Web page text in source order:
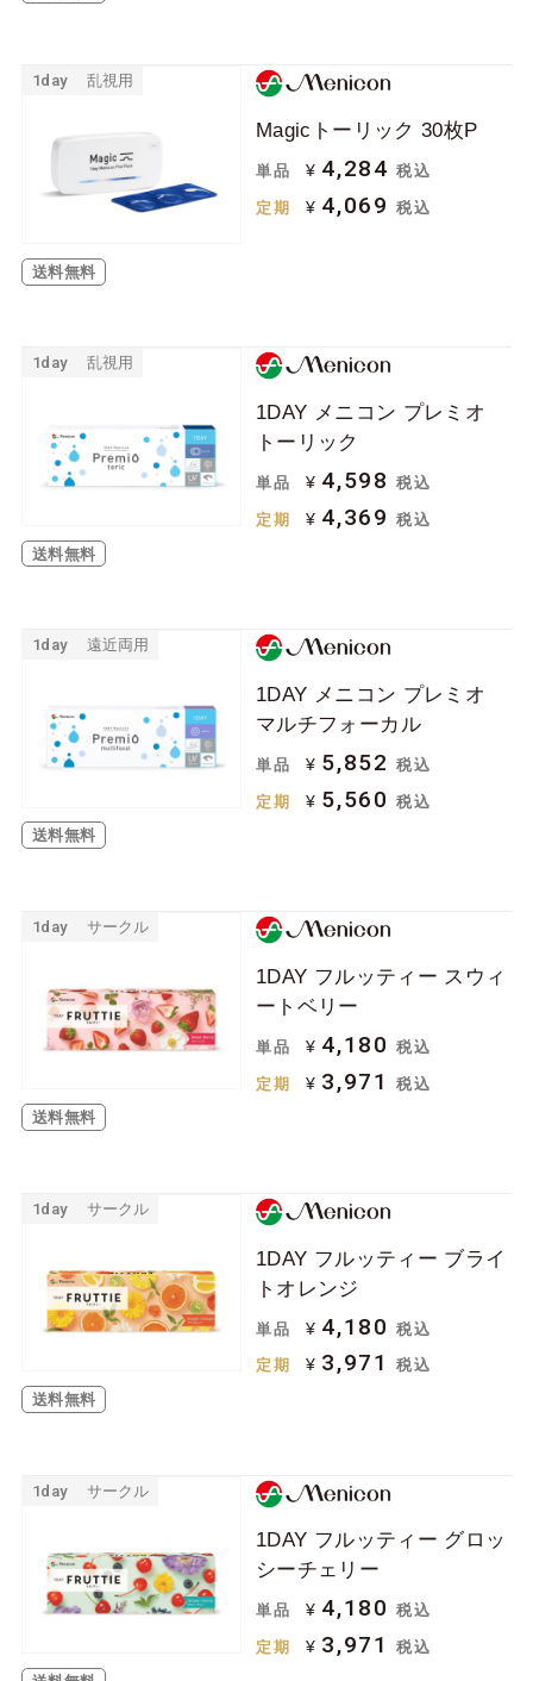
1day 乱視用
送料無料
Magicトーリック 30枚P
単品 ¥ 4,284 税込
定期 ¥ 4,069 税込
1day 乱視用
送料無料
1DAY メニコン プレミオ
トーリック
単品 ¥ 4,598 税込
定期 ¥ 4,369 税込
1day 遠近両用
送料無料
1DAY メニコン プレミオ
マルチフォーカル
単品 ¥ 5,852 税込
定期 ¥ 5,560 税込
1day サークル
送料無料
1DAY フルッティー スウィ
ートベリー
単品 ¥ 4,180 税込
定期 ¥ 3,971 税込
1day サークル
送料無料
1DAY フルッティー ブライ
トオレンジ
単品 ¥ 4,180 税込
定期 ¥ 3,971 税込
1day サークル
1DAY フルッティー グロッ
シーチェリー
単品 ¥ 4,180 税込
定期 ¥ 3,971 税込